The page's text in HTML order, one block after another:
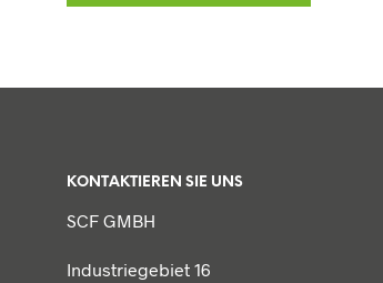
KONTAKTIEREN SIE UNS
SCF GMBH
Industriegebiet 16